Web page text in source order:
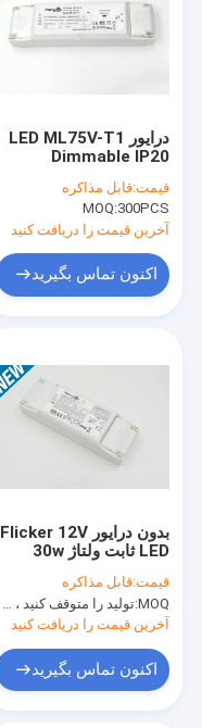
درایور LED ML75V-T1
Dimmable IP20
قیمت:قابل مذاکره
MOQ:300PCS
آخرین قیمت را دریافت کنید
اکنون تماس بگیرید
بدون درایور Flicker 12V
LED ثابت ولتاژ 30w
قیمت:قابل مذاکره
MOQ: تولید را متوقف کنید ، موجود نیست
آخرین قیمت را دریافت کنید
اکنون تماس بگیرید